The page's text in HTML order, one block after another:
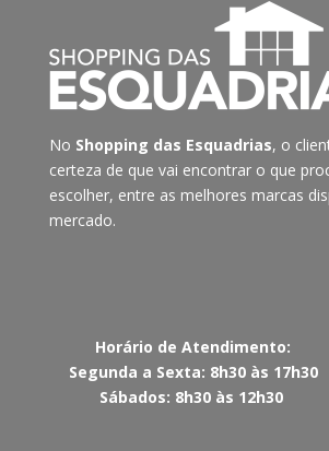
No Shopping das Esquadrias, o
certeza de que vai encontrar o que
escolher, entre as melhores marcas
mercado.
Horário de Atendimento:
Segunda a Sexta: 8h30 às 17h30
Sábados: 8h30 às 12h30